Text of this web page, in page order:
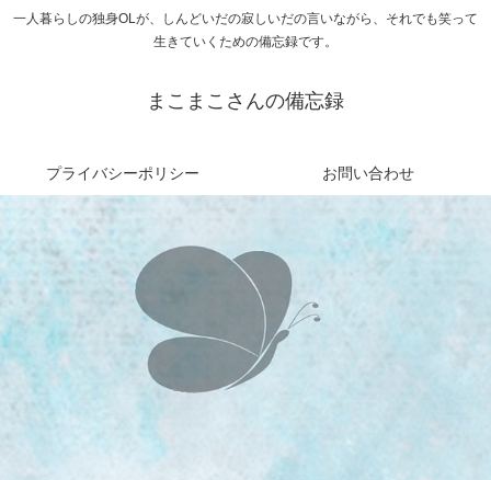
一人暮らしの独身OLが、しんどいだの寂しいだの言いながら、それでも笑って
生きていくための備忘録です。
まこまこさんの備忘録
プライバシーポリシー お問い合わせ